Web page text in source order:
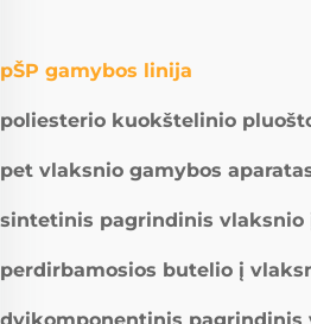
pŠP gamybos linija
poliesterio kuokštelinio
pet vlaksnio gamybos
sintetinis pagrindinis vlaksnio
perdirbamosios butelio į